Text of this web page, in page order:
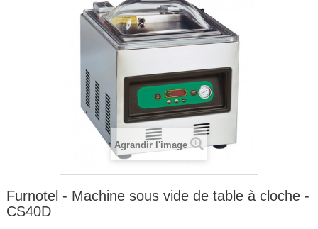
Agrandir l'image
Furnotel - Machine sous vide de table à cloche -
CS40D